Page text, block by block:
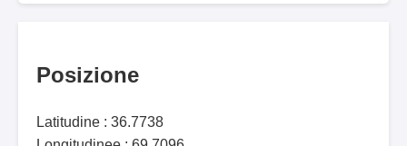
Posizione
Latitudine : 36.7738